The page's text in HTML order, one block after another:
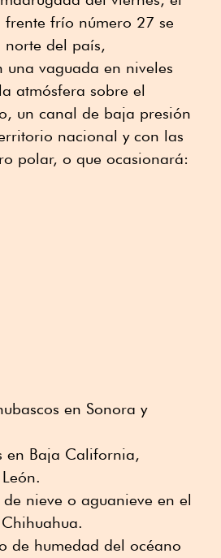
frente frío número 27 se
norte del país,
una vaguada en niveles
atmósfera sobre el
un canal de baja presión
nacional y con las
polar, o que ocasionará:
en Sonora y
en Baja California,
nieve o aguanieve en el
de humedad del océano